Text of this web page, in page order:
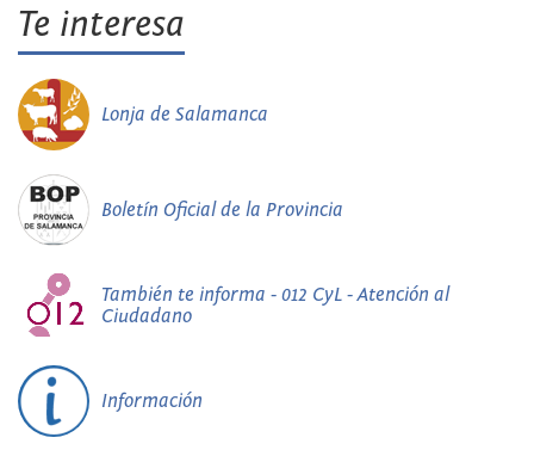
Te interesa
Lonja de Salamanca
Boletín Oficial de la Provincia
También te informa - 012 CyL - Atención al
Ciudadano
Información